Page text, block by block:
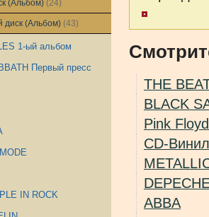
(Альбом) (24)
диск (Альбом) (43)
1-ый альбом
Первый пресс
IN ROCK
THE
BLACK
Pink Floyd
CD-Винил
ABBA